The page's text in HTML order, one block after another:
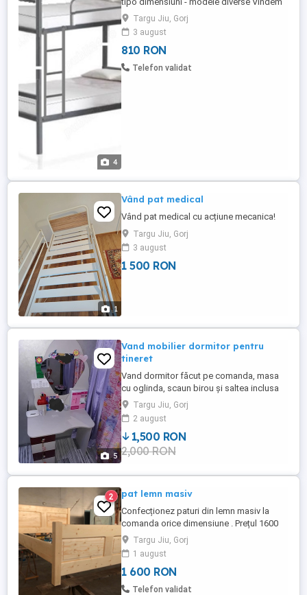
4
din STOC - sau executam la comanda: -
PATURI Metalice etajate-model BEL 8 -
(Ansambluri 2 Pat-uri etajate) culoare
Negru,Gri, - PATURI Metalice suprapuse-
model BEL 8 - ((Ansambluri 2 Pat-uri
Targu Jiu, Gorj
3 august
810 RON
Telefon validat
1
Vând pat medical
Vând pat medical cu acțiune mecanica!
Targu Jiu, Gorj
3 august
1 500 RON
5
Vand mobilier dormitor pentru
tineret
Vand dormitor făcut pe comanda, masa
cu oglinda, scaun birou și saltea inclusa
Targu Jiu, Gorj
2 august
1,500 RON
2,000 RON
2 pat lemn masiv
Confecționez paturi din lemn masiv la
comanda orice dimensiune . Prețul 1600
este ptr pat (saltea 120 200), fara saltea.
Sunt demontabile . Pot asigura transport
contracost.
Targu Jiu, Gorj
1 august
1 600 RON
Telefon validat